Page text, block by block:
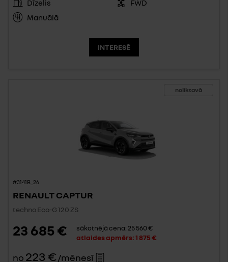
Dīzelis
FWD
Manuālā
INTERESĒ
noliktavā
#3141B_26
RENAULT CAPTUR
techno Eco-G 120 ZS
23 685 € sākotnējā cena: 25 560 €
atlaides apmērs: 1 875 €
no 223 € /mēnesī